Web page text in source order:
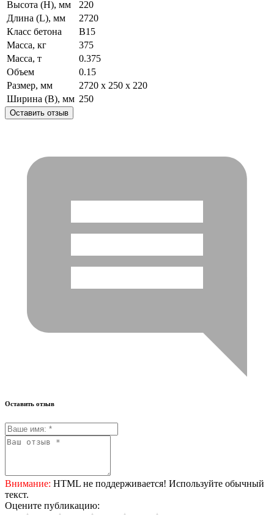
Высота (H), мм
220
Длина (L), мм
2720
Класс бетона
B15
Масса, кг
375
Масса, т
0.375
Объем
0.15
Размер, мм
2720 x 250 x 220
Ширина (B), мм 250
Оставить отзыв
Оставить отзыв
Внимание: HTML не поддерживается! Используйте обычный
текст.
Оцените публикацию: